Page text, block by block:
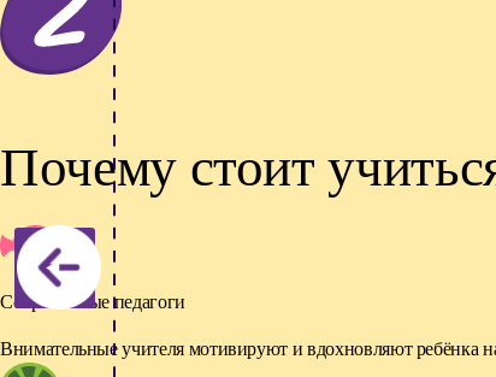
Почему стоит
Современные педагоги
Внимательные учителя мотивируют и вдохновляют ребёнка